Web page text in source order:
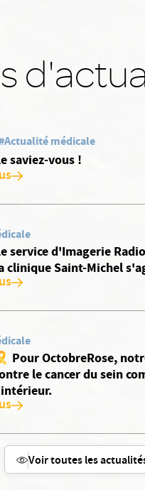
médicale
saviez-vous !
service d'Imagerie
clinique Saint-Michel
Pour OctobreRose,
le cancer du sein
Voir toutes les